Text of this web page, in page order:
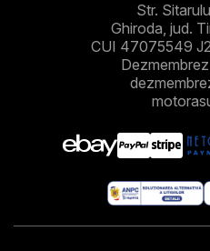
Str.
Ghiroda, jud.
CUI 47075549